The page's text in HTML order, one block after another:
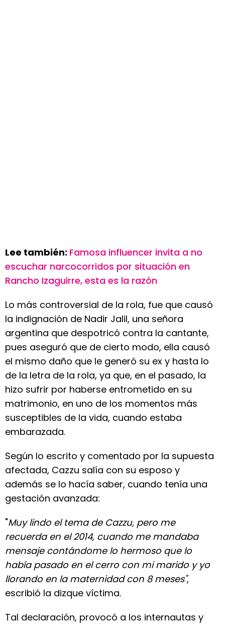
Lee también: Famosa influencer invita a no
escuchar narcocorridos por situación en
Rancho Izaguirre, esta es la razón
Lo más controversial de la rola, fue que causó
la indignación de Nadir Jalil, una señora
argentina que despotricó contra la cantante,
pues aseguró que de cierto modo, ella causó
el mismo daño que le generó su ex y hasta lo
de la letra de la rola, ya que, en el pasado, la
hizo sufrir por haberse entrometido en su
matrimonio, en uno de los momentos más
susceptibles de la vida, cuando estaba
embarazada.
Según lo escrito y comentado por la supuesta
afectada, Cazzu salía con su esposo y
además se lo hacía saber, cuando tenía una
gestación avanzada:
"Muy lindo el tema de Cazzu, pero me
recuerda en el 2014, cuando me mandaba
mensaje contándome lo hermoso que lo
había pasado en el cerro con mi marido y yo
llorando en la maternidad con 8 meses",
escribió la dizque víctima.
Tal declaración, provocó a los internautas y